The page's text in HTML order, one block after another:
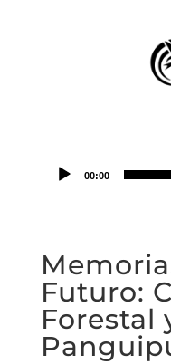
00:00
Futuro:
Forestal